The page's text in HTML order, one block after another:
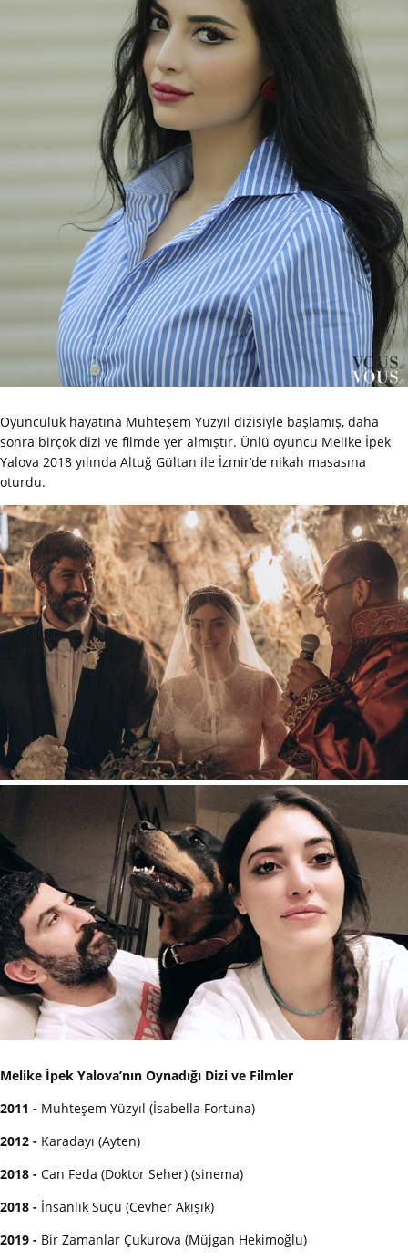
Oyunculuk hayatına Muhteşem Yüzyıl dizisiyle başlamış, daha
sonra birçok dizi ve filmde yer almıştır. Ünlü oyuncu Melike İpek
Yalova 2018 yılında Altuğ Gültan ile İzmir’de nikah masasına
oturdu.
Melike İpek Yalova’nın Oynadığı Dizi ve Filmler
2011 - Muhteşem Yüzyıl (İsabella Fortuna)
2012 - Karadayı (Ayten)
2018 - Can Feda (Doktor Seher) (sinema)
2018 - İnsanlık Suçu (Cevher Akışık)
2019 - Bir Zamanlar Çukurova (Müjgan Hekimoğlu)